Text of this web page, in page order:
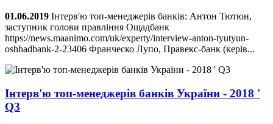
01.06.2019 Інтерв'ю топ-менеджерів банків: Антон Тютюн,
заступник голови правління Ощадбанк
https://news.maanimo.com/uk/experty/interview-anton-tyutyun-
oshhadbank-2-23406 Франческо Лупо, Правекс-банк (керів...
Інтерв'ю топ-менеджерів банків України - 2018 '
Q3